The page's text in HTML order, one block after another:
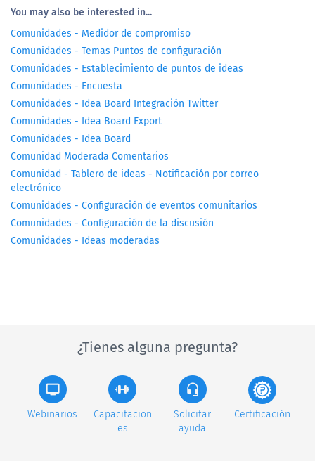
You may also be interested in...
Comunidades - Medidor de compromiso
Comunidades - Temas Puntos de configuración
Comunidades - Establecimiento de puntos de ideas
Comunidades - Encuesta
Comunidades - Idea Board Integración Twitter
Comunidades - Idea Board Export
Comunidades - Idea Board
Comunidad Moderada Comentarios
Comunidad - Tablero de ideas - Notificación por correo
electrónico
Comunidades - Configuración de eventos comunitarios
Comunidades - Configuración de la discusión
Comunidades - Ideas moderadas
¿Tienes alguna pregunta?
Webinarios
Capacitacion
es
Solicitar
ayuda
Certificación